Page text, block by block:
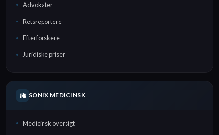
Advokater
Retsreportere
Efterforskere
Juridiske priser
SONIX MEDICINSK
Medicinsk oversigt